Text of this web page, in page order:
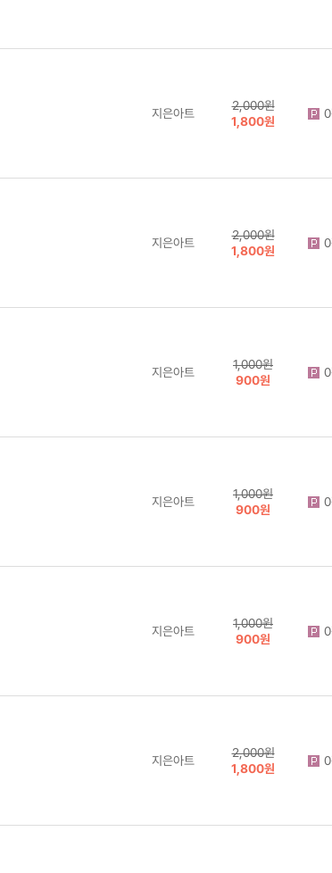
지은아트
2,000원
1,800원
지은아트
2,000원
1,800원
지은아트
1,000원
900원
지은아트
1,000원
900원
지은아트
1,000원
900원
지은아트
2,000원
1,800원